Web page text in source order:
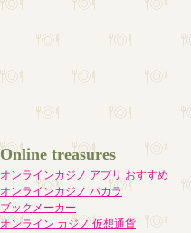
Online treasures
オンラインカジノ アプリ おすすめ
オンラインカジノ バカラ
ブックメーカー
オンライン カジノ 仮想通貨